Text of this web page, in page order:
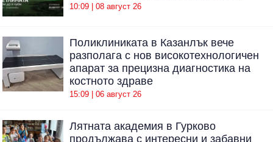
10:09 | 08 август 26
Поликлиниката в Казанлък вече
разполага с нов високотехнологичен
апарат за прецизна диагностика на
костното здраве
15:09 | 06 август 26
Лятната академия в Гурково
продължава с интересни и забавни